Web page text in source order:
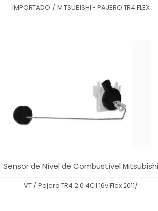
IMPORTADO / MITSUBISHI - PAJERO TR4 FLEX
Sensor de Nível de Combustível Mitsubishi
VT / Pajero TR4 2.0 4Cil 16v Flex 2011/